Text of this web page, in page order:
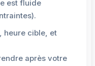
est fluide
heure cible, et
après votre